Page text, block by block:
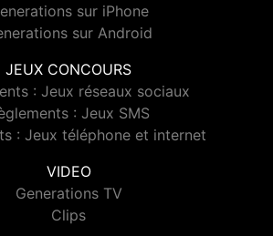
sur iPhone
sur Android
JEUX CONCOURS
: Jeux réseaux sociaux
: Jeux SMS
: Jeux téléphone et internet
VIDEO
Generations TV
Clips